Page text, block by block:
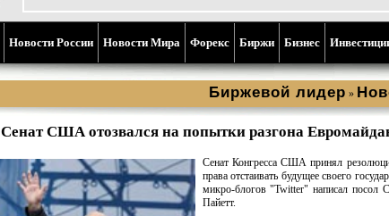
Новости России Новости Мира Форекс Биржи Бизнес
Биржевой лидер »
Сенат США отозвался на попытки разгона
Сенат Конгресса США принял
права отстаивать будущее своего
микро-блогов "Twitter" написал
Пайетт.